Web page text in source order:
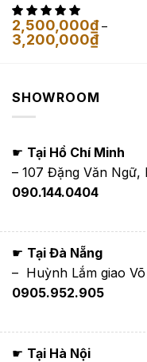
2,500,000₫ –
3,200,000₫Khoảng
giá:
SHOWROOM
☛ Tại Hồ Chí Minh
– 107 Đặng Văn Ngữ,
090.144.0404
☛ Tại Đà Nẵng
– Huỳnh Lắm giao
0905.952.905
☛ Tại Hà Nội